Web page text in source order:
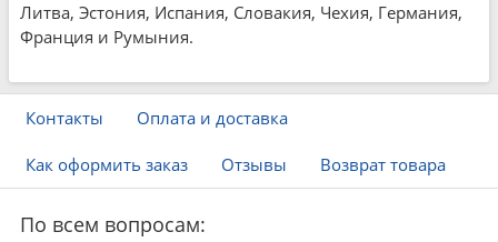
Литва, Эстония, Испания, Словакия, Чехия, Германия,
Франция и Румыния.
Контакты Оплата и доставка
Как оформить заказ Отзывы Возврат товара
По всем вопросам: